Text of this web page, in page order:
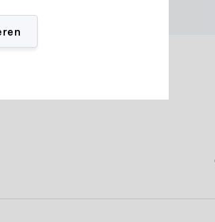
beste bij jouw kerstboom passen? Laat je